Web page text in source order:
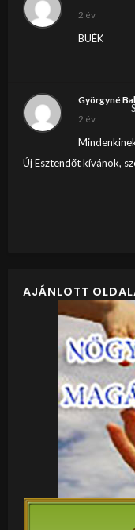
2 év
BUÉK
Györgyné
2 év
Új Esztendőt kívánok,
AJÁNLOTT